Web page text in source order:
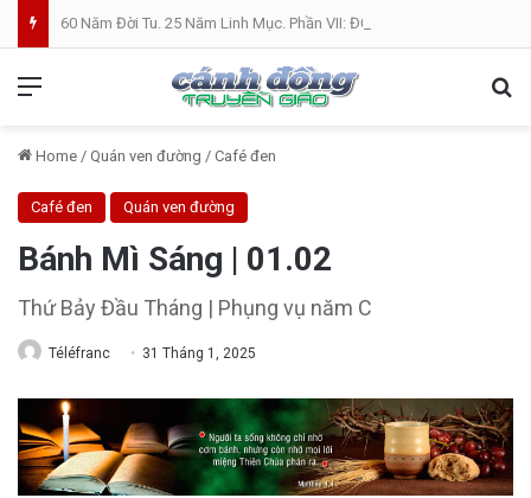
Home / Quán ven đường / Café đen
Café đen Quán ven đường
Bánh Mì Sáng | 01.02
Thứ Bảy Đầu Tháng | Phụng vụ năm C
Téléfranc 31 Tháng 1, 2025